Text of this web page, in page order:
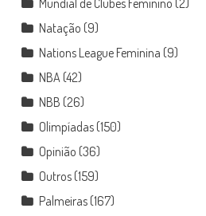
Natação (9)
Nations League Feminina (9)
NBA (42)
NBB (26)
Olimpíadas(150)
Opinião (36)
Outros(159)
Palmeiras(167)